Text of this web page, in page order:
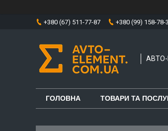
+380 (67) 511-77-87 +380 (99) 158-78-
ГОЛОВНА ТОВАРИ ТА